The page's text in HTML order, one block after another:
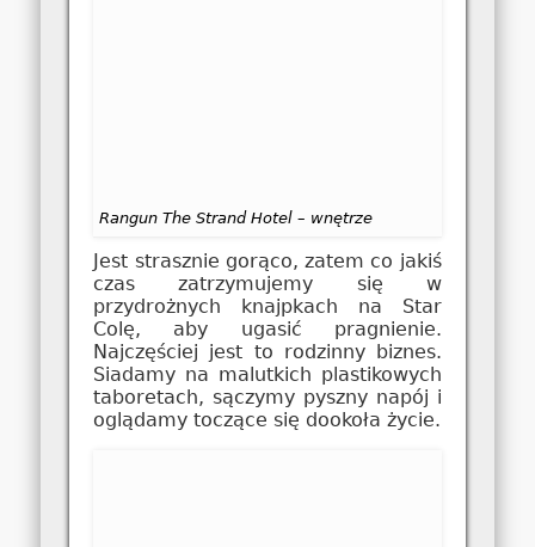
Rangun The Strand Hotel – wnętrze
Jest strasznie gorąco, zatem co jakiś
czas zatrzymujemy się w
przydrożnych knajpkach na Star
Colę, aby ugasić pragnienie.
Najczęściej jest to rodzinny biznes.
Siadamy na malutkich plastikowych
taboretach, sączymy pyszny napój i
oglądamy toczące się dookoła życie.